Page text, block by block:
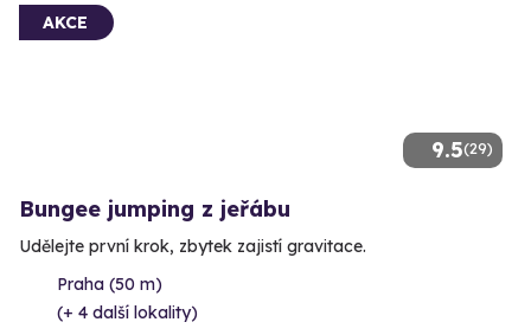
9.5(29)
AKCE
Bungee jumping z jeřábu
Udělejte první krok, zbytek zajistí gravitace.
Praha (50 m)
(+ 4 další lokality)